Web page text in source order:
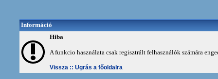
Információ
Hiba
A funkcio használata csak regisztrált felhasználók számára
Vissza :: Ugrás a főoldalra